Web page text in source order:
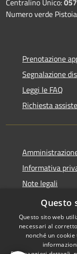
Numero verde
Prenotazione
Segnalazione
Leggi le FAQ
Richiesta
Informativa
Note legali
Dichiarazione
Questo
Questo sito web
necessari al
nonché un